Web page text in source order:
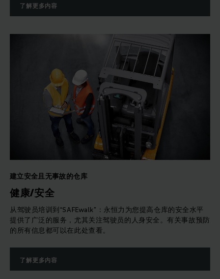
了解更多内容
建立安全且无事故的仓库
健康/安全
从驾驶员培训到“SAFEwalk”：永恒力为您提高仓库的安全水平
提供了广泛的服务，尤其关注驾驶员的人身安全。有关事故预防
的所有信息都可以在此处查看。
了解更多内容